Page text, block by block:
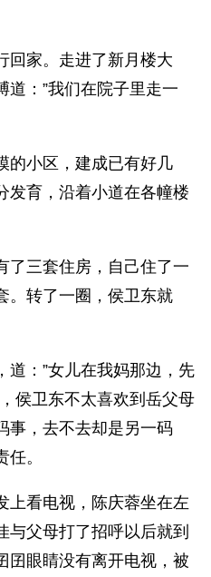
回家。走进了新月楼大
道：”我们在院子里走一
的小区，建成已有好几
发育，沿着小道在各幢楼
了三套住房，自己住了一
。转了一圈，侯卫东就
道：”女儿在我妈那边，先
侯卫东不太喜欢到岳父母
事，去不去却是另一码
。
上看电视，陈庆蓉坐在左
与父母打了招呼以后就到
囝眼睛没有离开电视，被